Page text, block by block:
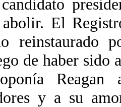
El
reinstaurado
de haber sido
Reagan
y a su